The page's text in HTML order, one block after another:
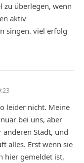
zu überlegen, wenn
aktiv
singen. viel erfolg
leider nicht. Meine
bei uns, aber
Stadt, und
alles. Erst wenn sie
hier gemeldet ist,